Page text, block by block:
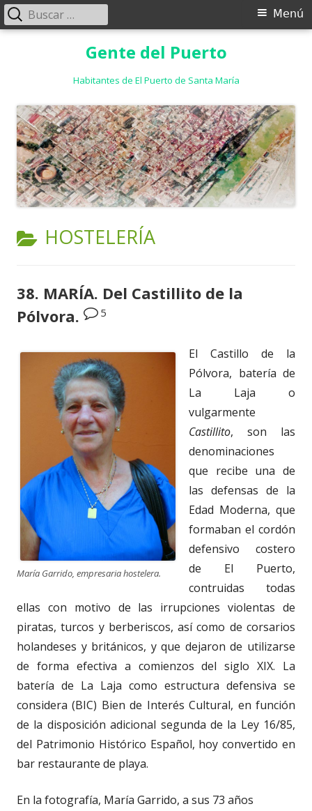
Gente del Puerto
Habitantes de El Puerto de Santa María
Menú
Menú
Buscar:
CATEGORÍA:
HOSTELERÍA
38. MARÍA. Del Castillito de la
Pólvora.
5
María Garrido, empresaria hostelera.
El Castillo de la
Pólvora, batería de
La Laja o
vulgarmente
Castillito, son las
denominaciones
que recibe una de
las defensas de la
Edad Moderna, que
formaban el cordón
defensivo costero
de El Puerto,
contruidas todas
ellas con motivo de las irrupciones violentas de
piratas, turcos y berberiscos, así como de corsarios
holandeses y británicos, y que dejaron de utilizarse
de forma efectiva a comienzos del siglo XIX. La
batería de La Laja como estructura defensiva se
considera (BIC) Bien de Interés Cultural, en función
de la disposición adicional segunda de la Ley 16/85,
del Patrimonio Histórico Español, hoy convertido en
bar restaurante de playa.
En la fotografía, María Garrido, a sus 73 años